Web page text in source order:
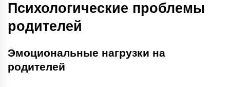
Психологические проблемы
родителей
Эмоциональные нагрузки на
родителей